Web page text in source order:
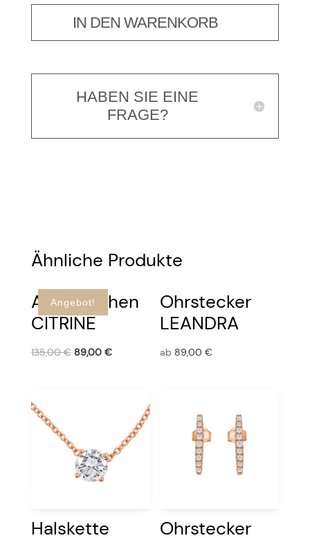
IN DEN WARENKORB
HABEN SIE EINE
FRAGE?
Ähnliche Produkte
Angebot!
Armkettchen
CITRINE
135,00€ 89,00 €
Ohrstecker
LEANDRA
ab 89,00€
Halskette
Ohrstecker